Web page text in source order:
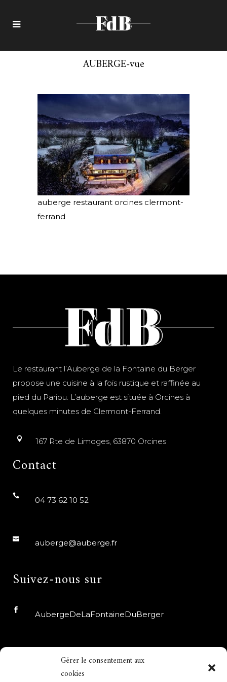
Gérer le consentement aux
cookies
AUBERGE-vue
auberge restaurant orcines clermont-
ferrand
Le restaurant l’Auberge de la Fontaine du Berger
propose une cuisine à la fois rustique et raffinée au
pied du Pariou. L’auberge est située à Orcines à
quelques minutes de Clermont-Ferrand.
167 Rte de Limoges, 63870 Orcines
Contact
04 73 62 10 52
auberge@auberge.fr
Suivez-nous sur
AubergeDeLaFontaineDuBerger
auberge_fdb